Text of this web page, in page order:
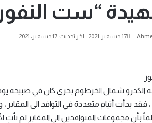
“ست
أرسل
17 ديسمبر، 2021 آخر تحديث: 17 ديسمبر، 2021
الكدرو شمال الخرطوم بحري كان في صبيحة
بدأت أتيام متعددة في التوافد الى المقابر
بأن مجموعات المتوافدين الى المقابر لم تأتِ